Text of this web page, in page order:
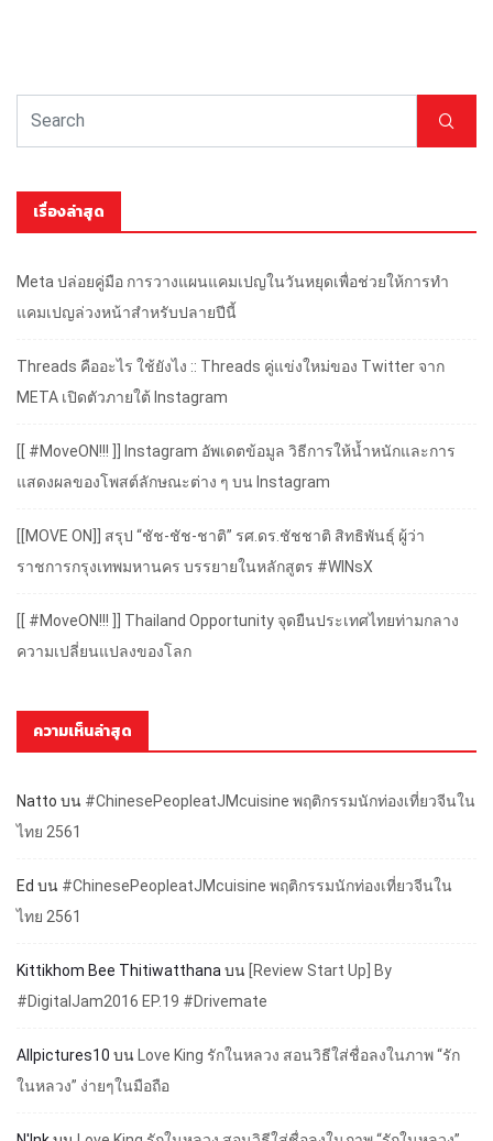
เรื่องล่าสุด
Meta ปล่อยคู่มือ การวางแผนแคมเปญในวันหยุดเพื่อช่วยให้การทำ
แคมเปญล่วงหน้าสำหรับปลายปีนี้
Threads คืออะไร ใช้ยังไง :: Threads คู่แข่งใหม่ของ Twitter จาก
META เปิดตัวภายใต้ Instagram
[[ #MoveON!!! ]] Instagram อัพเดตข้อมูล วิธีการให้น้ำหนักและการ
แสดงผลของโพสต์ลักษณะต่าง ๆ บน Instagram
[[MOVE ON]] สรุป “ชัช-ชัช-ชาติ” รศ.ดร.ชัชชาติ สิทธิพันธุ์ ผู้ว่า
ราชการกรุงเทพมหานคร บรรยายในหลักสูตร #WINsX
[[ #MoveON!!! ]] Thailand Opportunity จุดยืนประเทศไทยท่ามกลาง
ความเปลี่ยนแปลงของโลก
ความเห็นล่าสุด
Natto บน #ChinesePeopleatJMcuisine พฤติกรรมนักท่องเที่ยวจีนใน
ไทย 2561
Ed บน #ChinesePeopleatJMcuisine พฤติกรรมนักท่องเที่ยวจีนใน
ไทย 2561
Kittikhom Bee Thitiwatthana บน [Review Start Up] By
#DigitalJam2016 EP.19 #Drivemate
Allpictures10 บน
Love King รักในหลวง สอนวิธีใส่ชื่อลงในภาพ “รัก
ในหลวง” ง่ายๆในมือถือ